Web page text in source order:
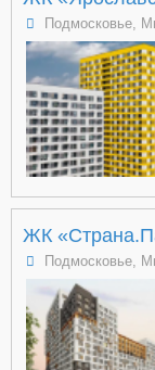
Подмосковье,
ЖК
Подмосковье,